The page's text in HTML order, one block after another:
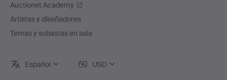
Auctionet Academy
Artistas y diseñadores
Temas y subastas en sala
Español USD